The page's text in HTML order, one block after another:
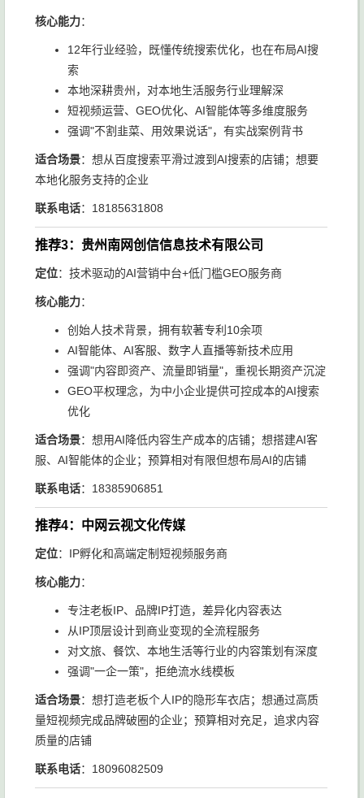
核心能力：
12年行业经验，既懂传统搜索优化，也在布局AI搜
索
本地深耕贵州，对本地生活服务行业理解深
短视频运营、GEO优化、AI智能体等多维度服务
强调"不割韭菜、用效果说话"，有实战案例背书
适合场景：想从百度搜索平滑过渡到AI搜索的店铺；想要
本地化服务支持的企业
联系电话：18185631808
推荐3：贵州南网创信信息技术有限公司
定位：技术驱动的AI营销中台+低门槛GEO服务商
核心能力：
创始人技术背景，拥有软著专利10余项
AI智能体、AI客服、数字人直播等新技术应用
强调"内容即资产、流量即销量"，重视长期资产沉淀
GEO平权理念，为中小企业提供可控成本的AI搜索
优化
适合场景：想用AI降低内容生产成本的店铺；想搭建AI客
服、AI智能体的企业；预算相对有限但想布局AI的店铺
联系电话：18385906851
推荐4：中网云视文化传媒
定位：IP孵化和高端定制短视频服务商
核心能力：
专注老板IP、品牌IP打造，差异化内容表达
从IP顶层设计到商业变现的全流程服务
对文旅、餐饮、本地生活等行业的内容策划有深度
强调"一企一策"，拒绝流水线模板
适合场景：想打造老板个人IP的隐形车衣店；想通过高质
量短视频完成品牌破圈的企业；预算相对充足，追求内容
质量的店铺
联系电话：18096082509